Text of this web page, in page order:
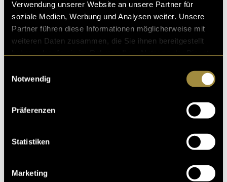
Verwendung unserer Website an unsere Partner für
soziale Medien, Werbung und Analysen weiter. Unsere
Partner führen diese Informationen möglicherweise mit
weiteren Daten zusammen, die Sie ihnen bereitgestellt
Notwendig
Präferenzen
Statistiken
Marketing